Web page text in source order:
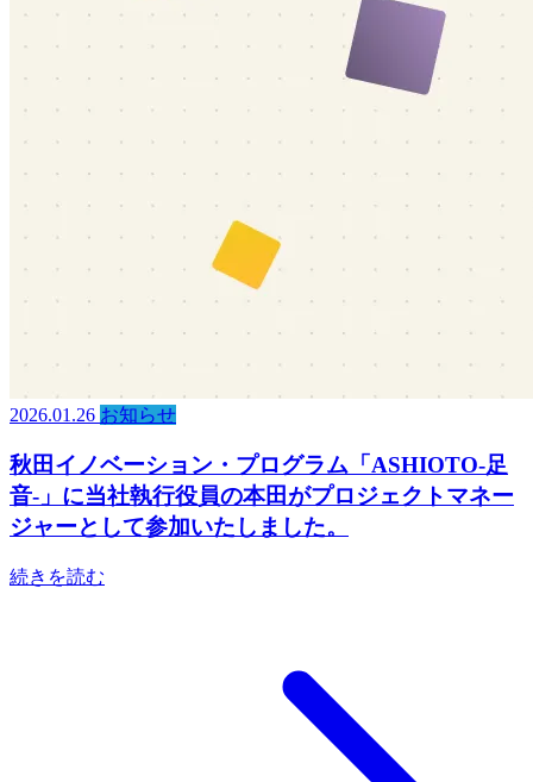
2026.01.26 お知らせ
秋田イノベーション・プログラム「ASHIOTO-足
音-」に当社執行役員の本田がプロジェクトマネー
ジャーとして参加いたしました。
続きを読む